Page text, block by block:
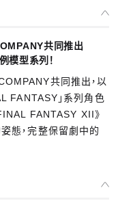
共同推出
模型系列！
共同推出，以
FANTASY」系列角色
FANTASY XII》
態，完整保留劇中的